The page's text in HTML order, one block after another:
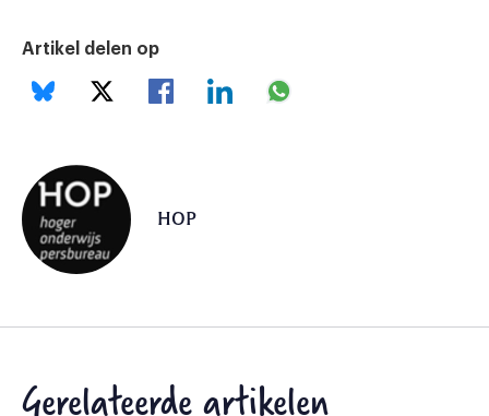
Artikel delen op
HOP
Gerelateerde artikelen